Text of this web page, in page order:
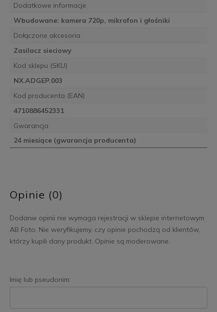
Dodatkowe informacje
Wbudowane: kamera 720p, mikrofon i głośniki
Dołączone akcesoria
Zasilacz sieciowy
Kod sklepu (SKU)
NX.ADGEP.003
Kod producenta (EAN)
4710886452331
Gwarancja
24 miesiące (gwarancja producenta)
Opinie (0)
Dodanie opinii nie wymaga rejestracji w sklepie internetowym
AB Foto. Nie weryfikujemy, czy opinie pochodzą od klientów,
którzy kupili dany produkt. Opinie są moderowane.
Imię lub pseudonim: